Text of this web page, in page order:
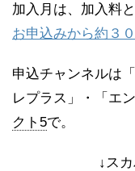
加入月は、加入料
お申込みから約３
申込チャンネルは
レプラス」・「エ
クト5で。
↓ス